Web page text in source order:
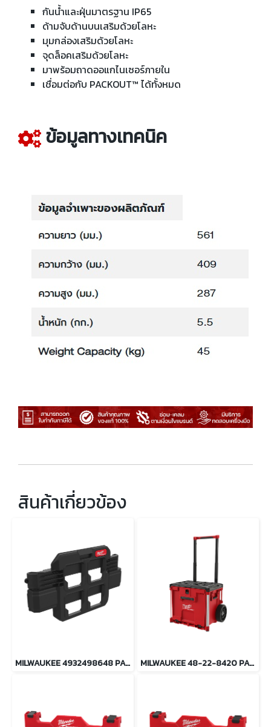
กันน้ำและฝุ่นมาตรฐาน IP65
ด้ามจับด้านบนเสริมด้วยโลหะ
มุมกล่องเสริมด้วยโลหะ
จุดล็อคเสริมด้วยโลหะ
มาพร้อมถาดออแกไนเซอร์ภายใน
เชื่อมต่อกับ PACKOUT™ ได้ทั้งหมด
ข้อมูลทางเทคนิค
สินค้าเกี่ยวข้อง
MILWAUKEE 4932498648 PACKOUT แผ่นแขวนอุปกรณ์ขนาดเล็ก MILWAUKEE 48-22-8420 PACKOUT ลิ้นชักล้อลาก